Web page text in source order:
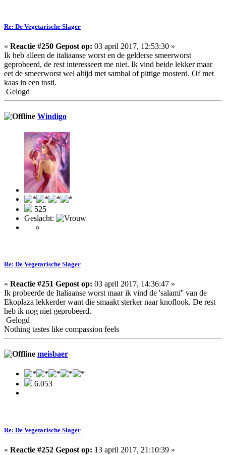
Re: De Vegetarische Slager
« Reactie #250 Gepost op: 03 april 2017, 12:53:30 »
Ik heb alleen de italiaanse worst en de gelderse smeerworst
geprobeerd, de rest interesseert me niet. Ik vind beide lekker maar
eet de smeerworst wel altijd met sambal of pittige mosterd. Of met
kaas in een tosti.
Gelogd
Windigo
525
Geslacht:
Re: De Vegetarische Slager
« Reactie #251 Gepost op: 03 april 2017, 14:36:47 »
Ik probeerde de Italiaanse worst maar ik vind de 'salami'' van de
Ekoplaza lekkerder want die smaakt sterker naar knoflook. De rest
heb ik nog niet geprobeerd.
Gelogd
Nothing tastes like compassion feels
meisbaer
6.053
Re: De Vegetarische Slager
« Reactie #252 Gepost op: 13 april 2017, 21:10:39 »